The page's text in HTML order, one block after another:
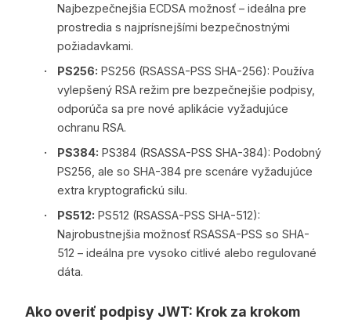
Najbezpečnejšia ECDSA možnosť – ideálna pre
prostredia s najprísnejšími bezpečnostnými
požiadavkami.
PS256: PS256 (RSASSA-PSS SHA-256): Používa
vylepšený RSA režim pre bezpečnejšie podpisy,
odporúča sa pre nové aplikácie vyžadujúce
ochranu RSA.
PS384: PS384 (RSASSA-PSS SHA-384): Podobný
PS256, ale so SHA-384 pre scenáre vyžadujúce
extra kryptografickú silu.
PS512: PS512 (RSASSA-PSS SHA-512):
Najrobustnejšia možnosť RSASSA-PSS so SHA-
512 – ideálna pre vysoko citlivé alebo regulované
dáta.
Ako overiť podpisy JWT: Krok za krokom